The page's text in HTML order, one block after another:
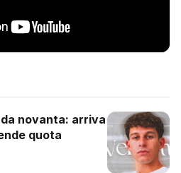
novanta: arriva
quota